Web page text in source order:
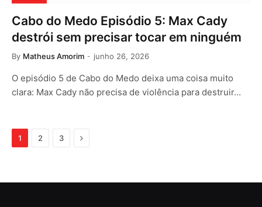
Cabo do Medo Episódio 5: Max Cady
destrói sem precisar tocar em ninguém
By Matheus Amorim junho 26, 2026
O episódio 5 de Cabo do Medo deixa uma coisa muito
clara: Max Cady não precisa de violência para destruir…
1 2 3 Next